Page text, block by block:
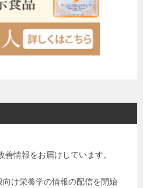
情報をお届けしています。
け栄養学の情報の配信を開始